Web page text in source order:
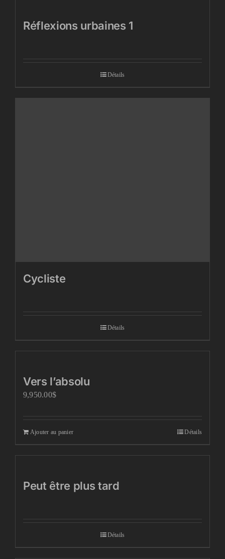
Réflexions urbaines 1
Détails
Cycliste
Détails
Vers l’absolu
9,950.00$
Ajouter au panier Détails
Peut être plus tard
Détails